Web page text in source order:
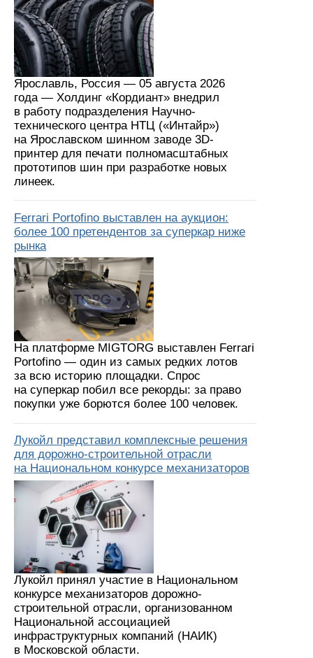
Ярославль, Россия — 05 августа 2026
года — Холдинг «Кордиант» внедрил
в работу подразделения Научно-
технического центра НТЦ («Интайр»)
на Ярославском шинном заводе 3D-
принтер для печати полномасштабных
прототипов шин при разработке новых
линеек.
Ferrari Portofino выставлен на аукцион:
более 100 претендентов за суперкар ниже
рынка
На платформе MIGTORG выставлен Ferrari
Portofino — один из самых редких лотов
за всю историю площадки. Спрос
на суперкар побил все рекорды: за право
покупки уже борются более 100 человек.
Лукойл представил комплексные решения
для дорожно-строительной отрасли
на Национальном конкурсе механизаторов
Лукойл принял участие в Национальном
конкурсе механизаторов дорожно-
строительной отрасли, организованном
Национальной ассоциацией
инфраструктурных компаний (НАИК)
в Московской области.